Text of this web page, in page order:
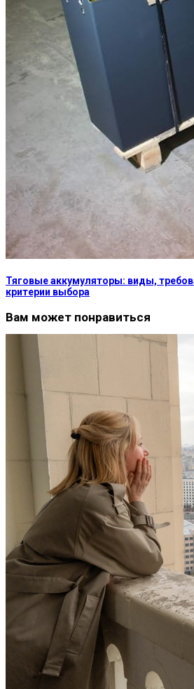
Тяговые аккумуляторы: виды,
критерии выбора
Вам может понравиться